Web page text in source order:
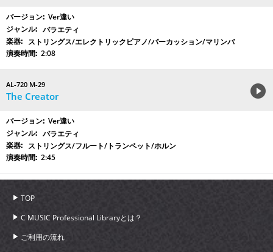
Ver違い
バラエティ
ストリングス/エレクトリックピアノ/パーカッション/マリンバ
2:08
AL-720 M-29
The Creator
Ver違い
バラエティ
ストリングス/フルート/トランペット/ホルン
2:45
TOP
C MUSIC Professional Libraryとは？
ご利用の流れ